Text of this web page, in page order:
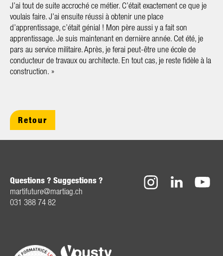
J’ai tout de suite accroché ce métier. C’était exactement ce que je
voulais faire. J’ai ensuite réussi à obtenir une place
d’apprentissage, c’était génial ! Mon père aussi y a fait son
apprentissage. Je suis maintenant en dernière année. Cet été, je
pars au service militaire. Après, je ferai peut-être une école de
conducteur de travaux ou architecte. En tout cas, je reste fidèle à la
construction. »
Retour
Questions ? Suggestions ?
m rtf t r m rt g ch
031 388 74 82